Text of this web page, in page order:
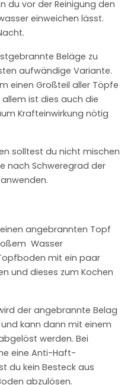
du vor der Reinigung den
einweichen lässt.
Beläge zu
aufwändige Variante.
einen Großteil aller Töpfe
ist dies auch die
Krafteinwirkung nötig
solltest du nicht mischen
nach Schweregrad der
angebrannten Topf
Wasser
mit ein paar
und dieses zum Kochen
der angebrannte Belag
kann dann mit einem
werden. Bei
eine Anti-Haft-
du kein Besteck aus
abzulösen.